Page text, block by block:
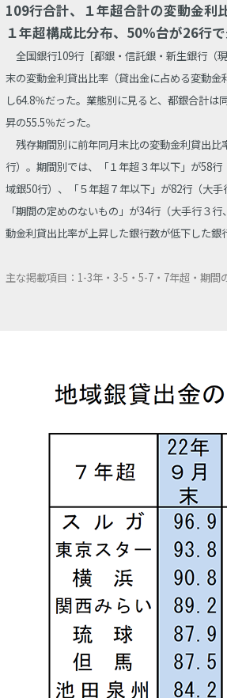
109行合計、１年超合計の変動金利
１年超構成比分布、50％台が26行
全国銀行109行［都銀・信託銀・新生銀行（
末の変動金利貸出比率（貸出金に占める変動
し64.8％だった。業態別に見ると、都銀合計
昇の55.5％だった。
残存期間別に前年同月末比の変動金利貸出比
行）。期間別では、「１年超３年以下」が58
域銀50行）、「５年超７年以下」が82行（大
「期間の定めのないもの」が34行（大手行３
動金利貸出比率が上昇した銀行数が低下した銀
主な掲載項目：1-3年・3-5・5-7・7年超・期間